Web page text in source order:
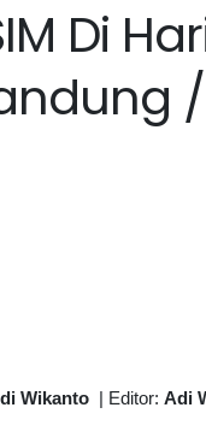
Di
Wikanto | Editor: Adi